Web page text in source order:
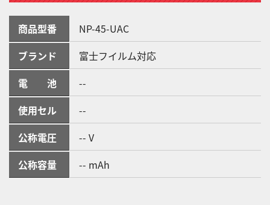
商品型番
NP-45-UAC
ブランド
富士フイルム対応
電 池
--
使用セル
--
公称電圧
-- V
公称容量
-- mAh